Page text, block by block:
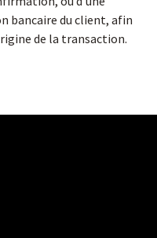
bancaire du client, afin
de la transaction.